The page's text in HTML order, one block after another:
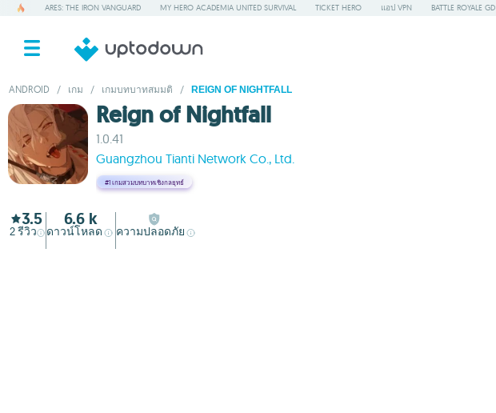
ARES: THE IRON VANGUARD MY HERO ACADEMIA UNITED SURVIVAL TICKET HERO แอป VPN BATTLE ROYALE GD
ANDROID / เกม / เกมบทบาทสมมติ / REIGN OF NIGHTFALL
Reign of Nightfall
1.0.41
Guangzhou Tianti Network Co., Ltd.
#1 เกมสวมบทบาทเชิงกลยุทธ์
3.5
2รีวิว
6.6 k
ดาวน์โหลด ความปลอดภัย